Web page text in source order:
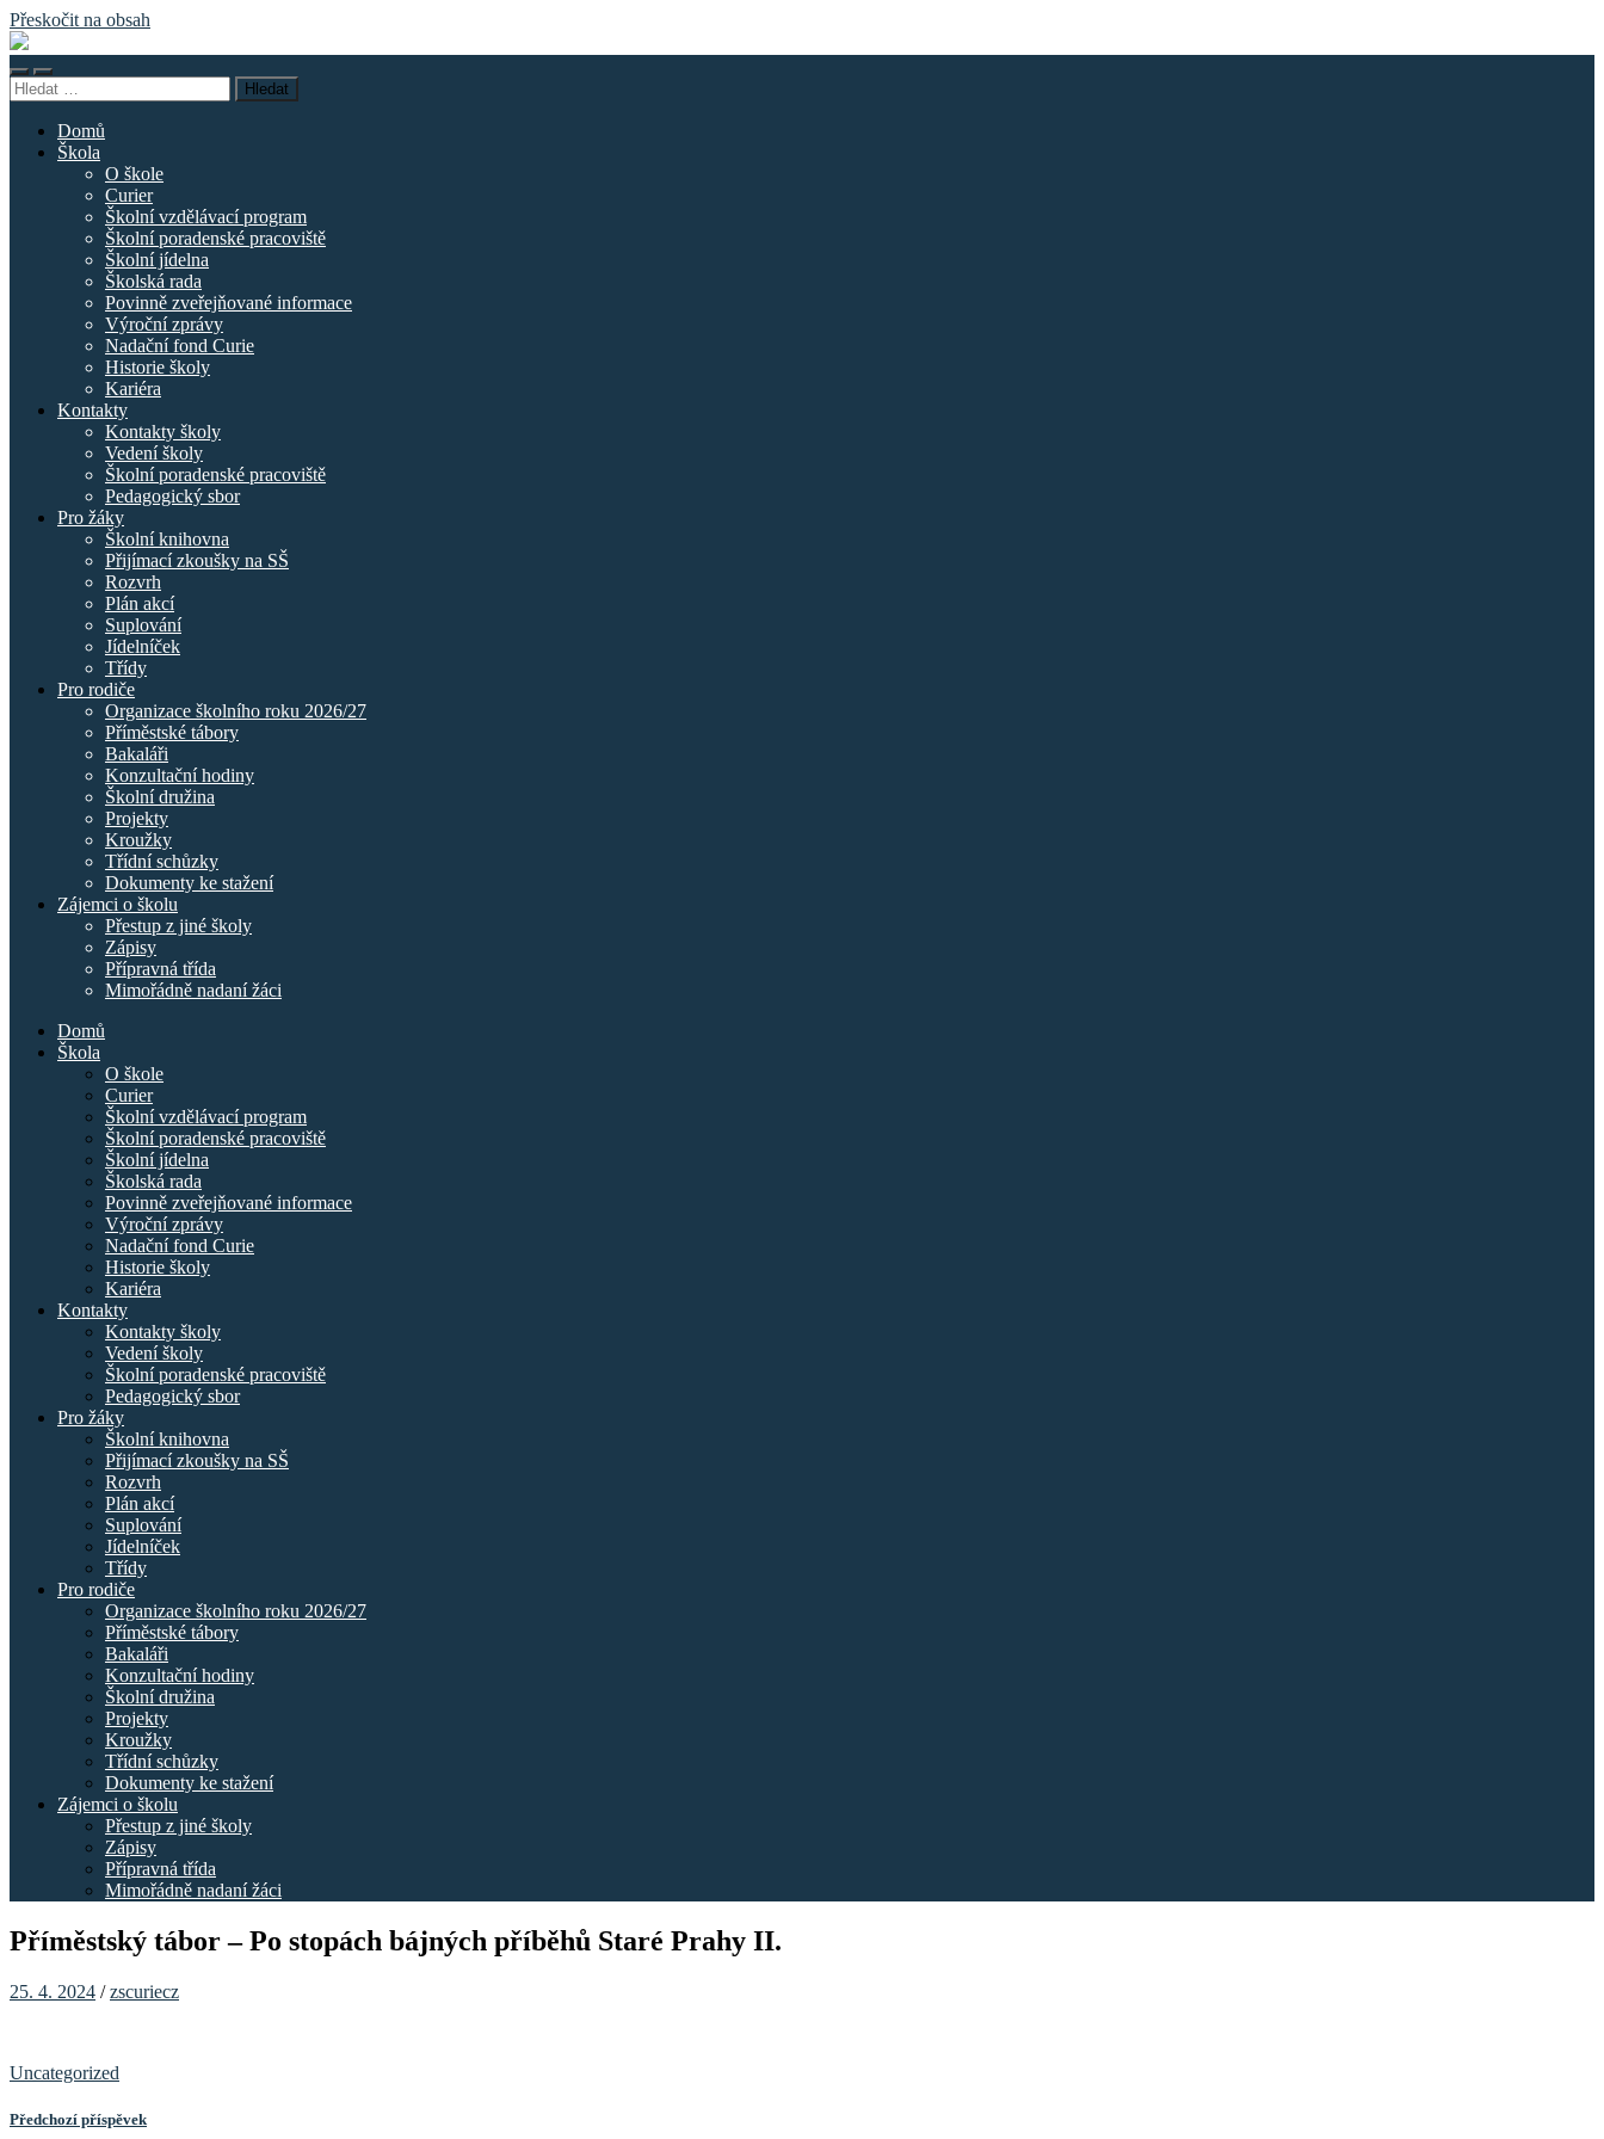
Přeskočit na obsah
Základní
škola
náměstí
Curieových
Přepnout
mobilní
Přepnout
vyhledávací
Vyhledávání
Domů
Škola
O škole
Curier
Školní vzdělávací program
Školní poradenské pracoviště
Školní jídelna
Školská rada
Povinně zveřejňované informace
Výroční zprávy
Nadační fond Curie
Historie školy
Kariéra
Kontakty
Kontakty školy
Vedení školy
Školní poradenské pracoviště
Pedagogický sbor
Pro žáky
Školní knihovna
Přijímací zkoušky na SŠ
Rozvrh
Plán akcí
Suplování
Jídelníček
Třídy
Pro rodiče
Organizace školního roku 2026/27
Příměstské tábory
Bakaláři
Konzultační hodiny
Školní družina
Projekty
Kroužky
Třídní schůzky
Dokumenty ke stažení
Zájemci o školu
Přestup z jiné školy
Zápisy
Přípravná třída
Mimořádně nadaní žáci
Domů
Škola
O škole
Curier
Školní vzdělávací program
Školní poradenské pracoviště
Školní jídelna
Školská rada
Povinně zveřejňované informace
Výroční zprávy
Nadační fond Curie
Historie školy
Kariéra
Kontakty
Kontakty školy
Vedení školy
Školní poradenské pracoviště
Pedagogický sbor
Pro žáky
Školní knihovna
Přijímací zkoušky na SŠ
Rozvrh
Plán akcí
Suplování
Jídelníček
Třídy
Pro rodiče
Organizace školního roku 2026/27
Příměstské tábory
Bakaláři
Konzultační hodiny
Školní družina
Projekty
Kroužky
Třídní schůzky
Dokumenty ke stažení
Zájemci o školu
Přestup z jiné školy
Zápisy
Přípravná třída
Mimořádně nadaní žáci
Příměstský tábor – Po stopách bájných příběhů Staré Prahy II.
25. 4. 2024 /zscuriecz
Uncategorized
Předchozí příspěvek